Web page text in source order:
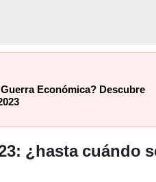
Económica? Descubre
¿hasta cuándo